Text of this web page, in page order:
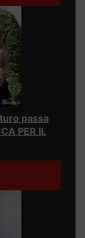
passa
PER IL